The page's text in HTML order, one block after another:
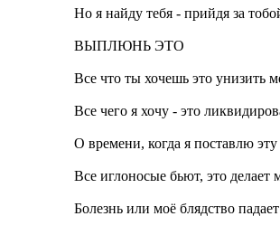
Но я найду тебя - прийдя за
ВЫПЛЮНЬ ЭТО
Все что ты хочешь это унизить
Все чего я хочу - это
О времени, когда я поставлю
Все иглоносые бьют, это делает
Болезнь или моё блядство